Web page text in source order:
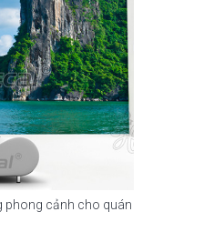
phong cảnh cho quán